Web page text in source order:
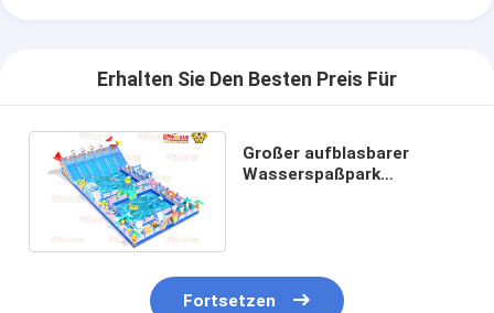
Erhalten Sie Den Besten Preis Für
Großer aufblasbarer
Wasserspaßpark
Fortsetzen